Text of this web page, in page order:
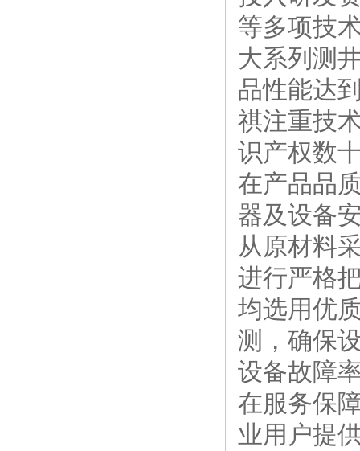
等多项技
大系列测
品性能达
祺注重技
识产权数
在产品品
器及设备
从原材料
进行严格
均选用优
测，确保
设备故障
在服务保
业用户提